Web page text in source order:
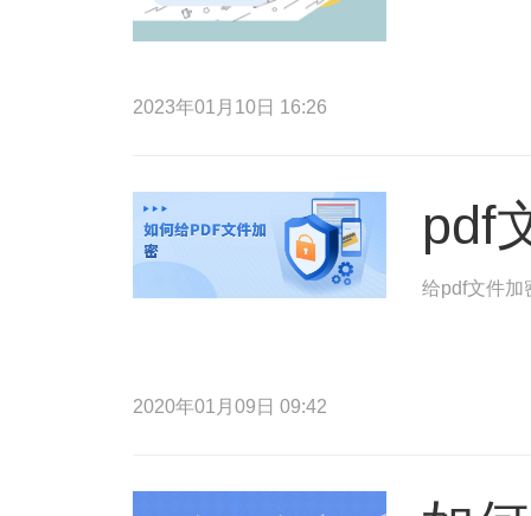
2023年01月10日 16:26
pdf
给pdf文件加
2020年01月09日 09:42